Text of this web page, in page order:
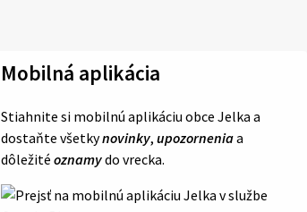
Mobilná aplikácia
Stiahnite si mobilnú aplikáciu obce Jelka a
dostaňte všetkynovinky, upozorneniaa
dôležité oznamydo vrecka.